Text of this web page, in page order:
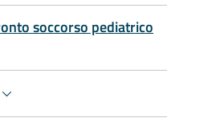
soccorso pediatrico